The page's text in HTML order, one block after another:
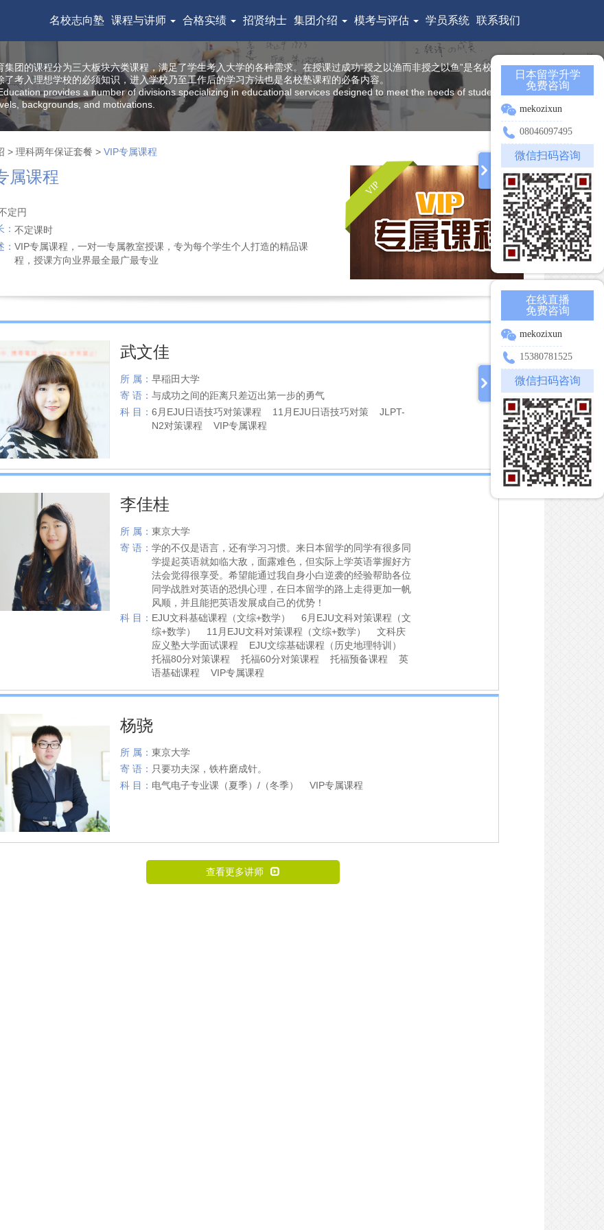
名校志向塾 课程与讲师 合格实绩 招贤纳士 集团介绍 模考与评估 学员系统 联系我们
集团的课程分为三大板块六类课程，满足了学生考入大学的各种需求。在授课过成功“授之以渔而非授之以鱼”是名校塾一直坚
了考入理想学校的必须知识，进入学校乃至工作后的学习方法也是名校塾课程的必备内容。
provides a number of divisions specializing in educational services designed to meet the needs of students of all
backgrounds, and motivations.
> 理科两年保证套餐 > VIP专属课程
属课程
定円
不定课时
VIP专属课程，一对一专属教室授课，专为每个学生个人打造的精品课
程，授课方向业界最全最广最专业
VIP
武文佳
所 属：早稲田大学
寄 语：与成功之间的距离只差迈出第一步的勇气
科 目：6月EJU日语技巧对策课程 11月EJU日语技巧对策 JLPT-
N2对策课程 VIP专属课程
李佳桂
所 属：東京大学
寄 语：学的不仅是语言，还有学习习惯。来日本留学的同学有很多同
学提起英语就如临大敌，面露难色，但实际上学英语掌握好方
法会觉得很享受。希望能通过我自身小白逆袭的经验帮助各位
同学战胜对英语的恐惧心理，在日本留学的路上走得更加一帆
风顺，并且能把英语发展成自己的优势！
科 目： EJU文科基础课程（文综+数学） 6月EJU文科对策课程（文
综+数学） 11月EJU文科对策课程（文综+数学） 文科庆
应义塾大学面试课程 EJU文综基础课程（历史地理特训）
托福80分对策课程 托福60分对策课程 托福预备课程 英
语基础课程 VIP专属课程
杨骁
所 属：東京大学
寄 语： 只要功夫深，铁杵磨成针。
科 目： 电气电子专业课（夏季）/（冬季） VIP专属课程
查看更多讲师
日本留学升学
免费咨询
mekozixun
08046097495
微信扫码咨询
在线直播
免费咨询
mekozixun
15380781525
微信扫码咨询